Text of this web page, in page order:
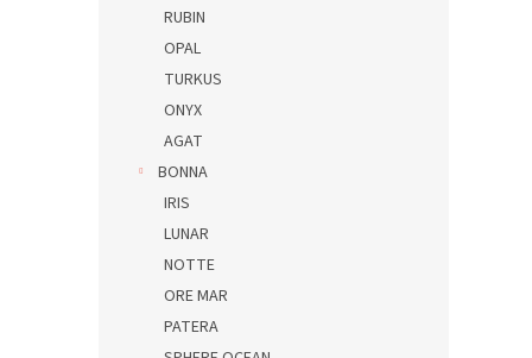
RUBIN
OPAL
TURKUS
ONYX
AGAT
BONNA
IRIS
LUNAR
NOTTE
ORE MAR
PATERA